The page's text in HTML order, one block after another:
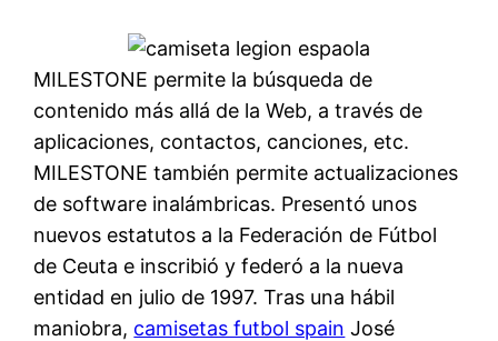
MILESTONE permite la búsqueda de
contenido más allá de la Web, a través de
aplicaciones, contactos, canciones, etc.
MILESTONE también permite actualizaciones
de software inalámbricas. Presentó unos
nuevos estatutos a la Federación de Fútbol
de Ceuta e inscribió y federó a la nueva
entidad en julio de 1997. Tras una hábil
maniobra, camisetas futbol spain José